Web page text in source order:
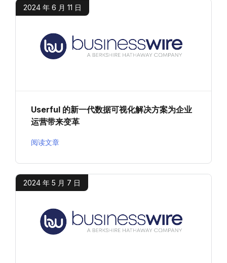
2024 年 6 月 11 日
Userful 的新一代数据可视化解决方案为企业
运营带来变革
阅读文章
2024 年 5 月 7 日